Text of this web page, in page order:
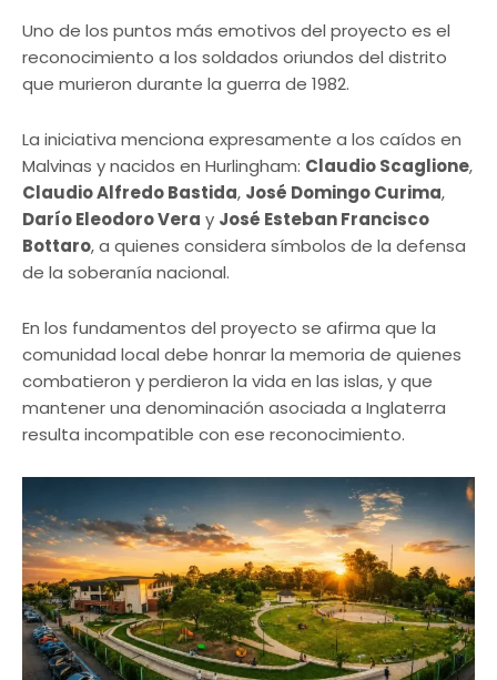
Uno de los puntos más emotivos del proyecto es el
reconocimiento a los soldados oriundos del distrito
que murieron durante la guerra de 1982.
La iniciativa menciona expresamente a los caídos en
Malvinas y nacidos en Hurlingham: Claudio Scaglione,
Claudio Alfredo Bastida, José Domingo Curima,
Darío Eleodoro Vera y José Esteban Francisco
Bottaro, a quienes considera símbolos de la defensa
de la soberanía nacional.
En los fundamentos del proyecto se afirma que la
comunidad local debe honrar la memoria de quienes
combatieron y perdieron la vida en las islas, y que
mantener una denominación asociada a Inglaterra
resulta incompatible con ese reconocimiento.